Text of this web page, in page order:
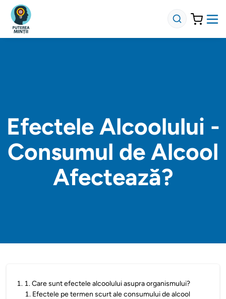
Efectele Alcoolului -
Consumul de Alcool
Afectează?
1. 1. Care sunt efectele alcoolului asupra organismului?
1. Efectele pe termen scurt ale consumului de alcool